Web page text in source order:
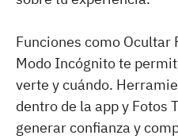
Funciones como
Modo Incógnito te
verte y cuándo.
dentro de la app y Fotos
generar confianza y